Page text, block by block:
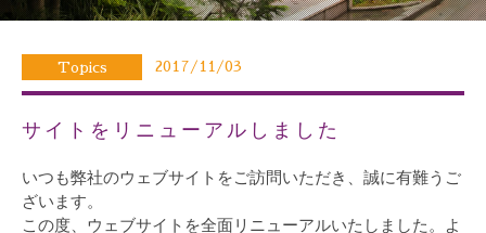
Topics 2017/11/03
サイトをリニューアルしました
いつも弊社のウェブサイトをご訪問いただき、誠に有難うご
ざいます。
この度、ウェブサイトを全面リニューアルいたしました。よ